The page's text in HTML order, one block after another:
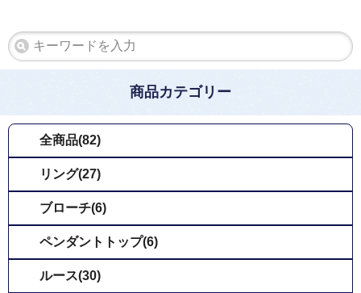
商品カテゴリー
全商品(82)
リング(27)
ブローチ(6)
ペンダントトップ(6)
ルース(30)